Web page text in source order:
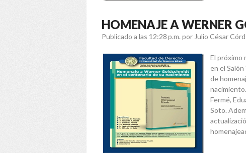
HOMENAJE A WERNER
Publicado a las 12:28 p.m. por Julio César
El próximo
en el
de
Fermé,
Soto.